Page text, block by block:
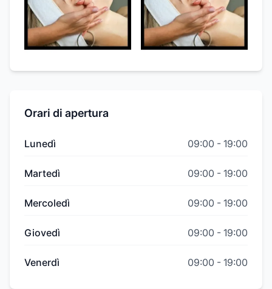
Orari di apertura
Lunedì 09:00 - 19:00
Martedì 09:00 - 19:00
Mercoledì 09:00 - 19:00
Giovedì 09:00 - 19:00
Venerdì 09:00 - 19:00